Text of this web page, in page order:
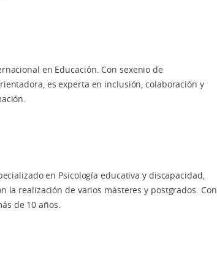
en Educación Secundaria y
y Visuales en Educación Infantil y
Educativos
en Educación. Con sexenio de
es experta en inclusión, colaboración y
en Psicología educativa y discapacidad,
la realización de varios másteres y postgrados. Con
de 10 años.